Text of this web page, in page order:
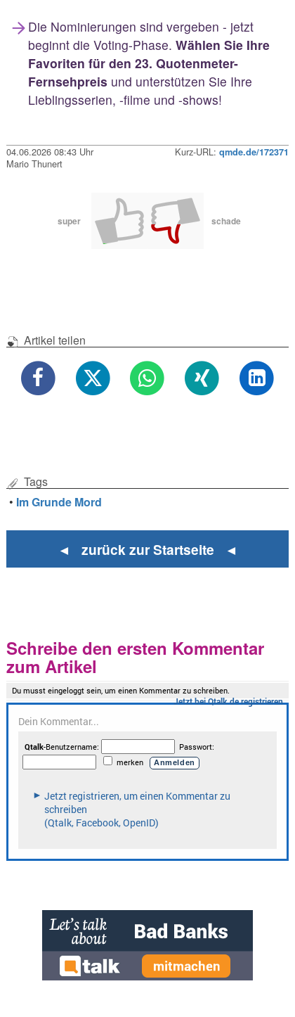
Die Nominierungen sind vergeben - jetzt
beginnt die Voting-Phase. Wählen Sie Ihre
Favoriten für den 23. Quotenmeter-
Fernsehpreis und unterstützen Sie Ihre
Lieblingsserien, -filme und -shows!
04.06.2026 08:43 Uhr Kurz-URL: qmde.de/172371
Mario Thunert
super schade
Artikel teilen
Tags
• Im Grunde Mord
◄ zurück zur Startseite ◄
Schreibe den ersten Kommentar
zum Artikel